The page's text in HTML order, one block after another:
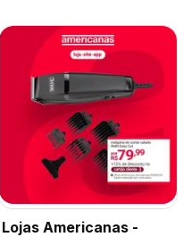
Lojas Americanas -